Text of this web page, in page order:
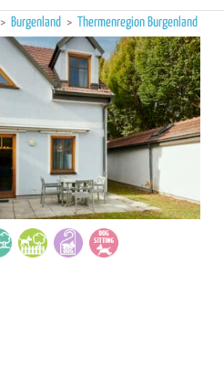
> Burgenland > Thermenregion Burgenland